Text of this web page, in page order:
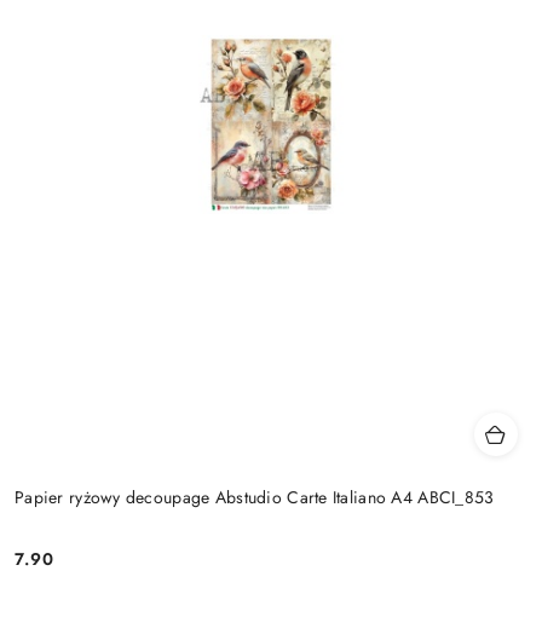
Papier ryżowy decoupage Abstudio Carte Italiano A4 ABCI_853
Cena:
7.90